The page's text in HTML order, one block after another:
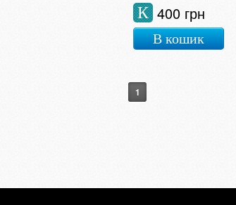
400 грн
К
В кошик
1